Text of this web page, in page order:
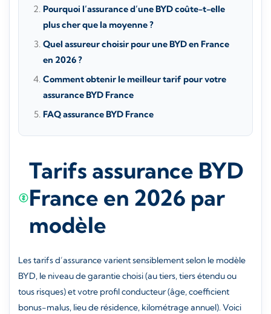
Pourquoi l’assurance d’une BYD coûte-t-elle
plus cher que la moyenne ?
Quel assureur choisir pour une BYD en France
en 2026 ?
Comment obtenir le meilleur tarif pour votre
assurance BYD France
FAQ assurance BYD France
Tarifs assurance BYD
France en 2026 par
modèle
Les tarifs d’assurance varient sensiblement selon le modèle
BYD, le niveau de garantie choisi (au tiers, tiers étendu ou
tous risques) et votre profil conducteur (âge, coefficient
bonus-malus, lieu de résidence, kilométrage annuel). Voici